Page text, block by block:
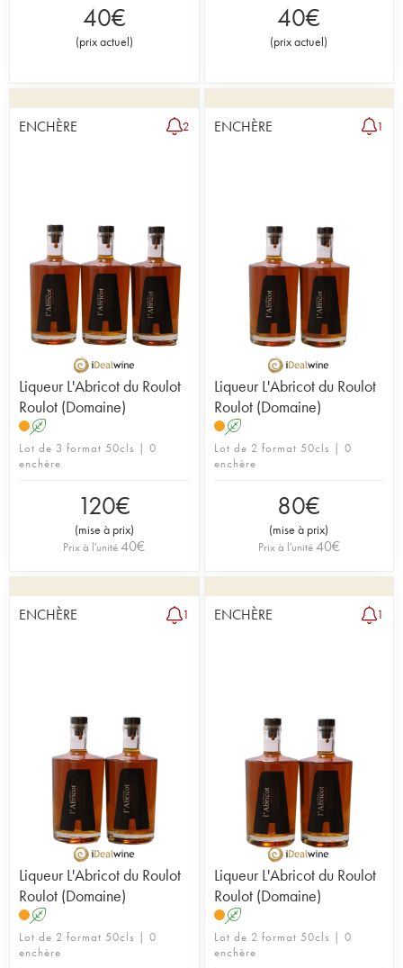
40€
(prix actuel)
40€
(prix actuel)
ENCHÈRE 2
Liqueur L'Abricot du Roulot
Roulot (Domaine)
A
Lot de 3 format 50cls | 0
enchère
120€
(mise à prix)
Prix à l'unité40€
ENCHÈRE 1
Liqueur L'Abricot du Roulot
Roulot (Domaine)
A
Lot de 2 format 50cls | 0
enchère
80€
(mise à prix)
Prix à l'unité40€
ENCHÈRE 1
Liqueur L'Abricot du Roulot
Roulot (Domaine)
A
Lot de 2 format 50cls | 0
enchère
ENCHÈRE 1
Liqueur L'Abricot du Roulot
Roulot (Domaine)
A
Lot de 2 format 50cls | 0
enchère